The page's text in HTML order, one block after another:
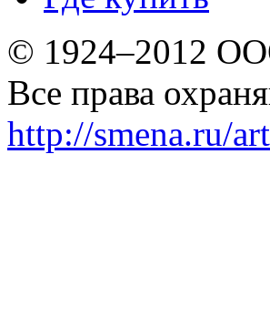
© 1924–2012
Все права
http://smena.ru/